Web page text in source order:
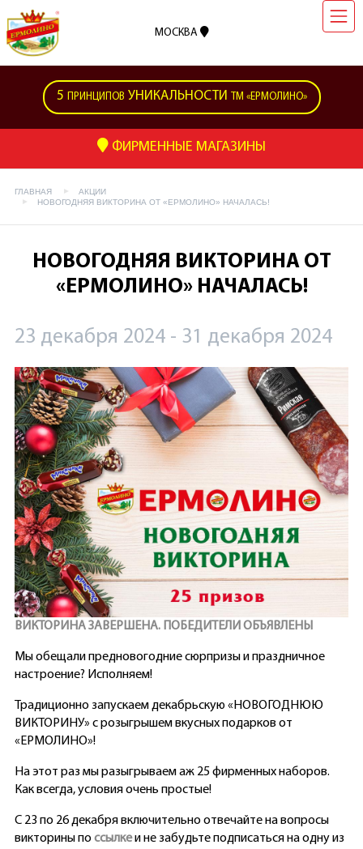
МОСКВА
5 ПРИНЦИПОВ УНИКАЛЬНОСТИ ТМ «ЕРМОЛИНО»
ФИРМЕННЫЕ МАГАЗИНЫ
ГЛАВНАЯ
АКЦИИ
НОВОГОДНЯЯ ВИКТОРИНА ОТ «ЕРМОЛИНО» НАЧАЛАСЬ!
НОВОГОДНЯЯ ВИКТОРИНА ОТ
«ЕРМОЛИНО» НАЧАЛАСЬ!
23 декабря 2024 - 31 декабря 2024
ВИКТОРИНА ЗАВЕРШЕНА. ПОБЕДИТЕЛИ ОБЪЯВЛЕНЫ
Мы обещали предновогодние сюрпризы и праздничное
настроение? Исполняем!
Традиционно запускаем декабрьскую «НОВОГОДНЮЮ
ВИКТОРИНУ» с розыгрышем вкусных подарков от
«ЕРМОЛИНО»!
На этот раз мы разыгрываем аж 25 фирменных наборов.
Как всегда, условия очень простые!
С 23 по 26 декабря включительно отвечайте на вопросы
викторины по ссылкеи не забудьте подписаться на одну из